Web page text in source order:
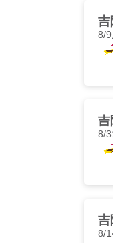
吉
8/9
吉
8/
吉
8/